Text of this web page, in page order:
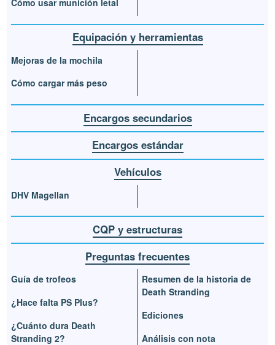
Cómo usar munición letal
Equipación y herramientas
Mejoras de la mochila
Cómo cargar más peso
Encargos secundarios
Encargos estándar
Vehículos
DHV Magellan
CQP y estructuras
Preguntas frecuentes
Guía de trofeos
¿Hace falta PS Plus?
¿Cuánto dura Death
Stranding 2?
Resumen de la historia de
Death Stranding
Ediciones
Análisis con nota